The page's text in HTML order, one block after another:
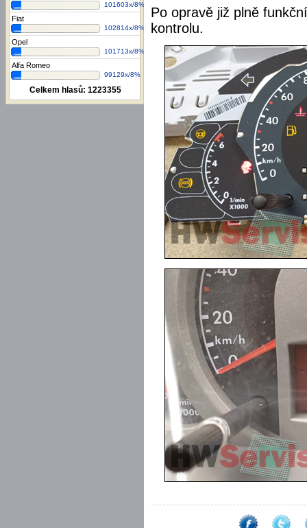
101603x/8%
Fiat
102814x/8%
Opel
101713x/8%
Alfa Romeo
99129x/8%
Celkem hlasů: 1223355
Po opravě již plně
kontrolu.